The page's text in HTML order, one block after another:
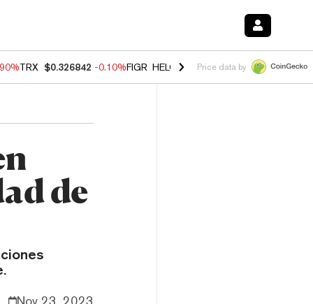
TRX $0.326842 -0.10%FIGR_HELOC $1.018 -3.00%HYPE
Price data by
de
Nov 23, 2023